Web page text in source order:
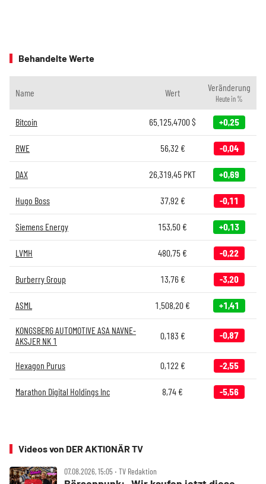
Behandelte Werte
Name Wert Veränderung
Heute in %
Bitcoin 65.125,4700$ +0,25
RWE 56,32 € -0,04
DAX 26.319,45 PKT +0,69
Hugo Boss 37,92 € -0,11
Siemens Energy 153,50 € +0,13
LVMH 480,75 € -0,22
Burberry Group 13,76€ -3,20
ASML 1.508,20 € +1,41
KONGSBERG AUTOMOTIVE ASA NAVNE-
AKSJER NK 1
0,183 € -0,87
Hexagon Purus 0,122 € -2,55
Marathon Digital Holdings Inc 8,74 € -5,56
Videos von DER AKTIONÄR TV
07.08.2026, 15:05 ‧ TV Redaktion